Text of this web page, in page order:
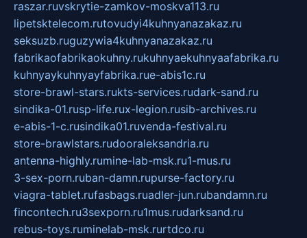
raszar.ruvskrytie-zamkov-moskva113.ru
lipetsktelecom.rutovudyi4kuhnyanazakaz.ru
seksuzb.ruguzywia4kuhnyanazakaz.ru
fabrikaofabrikaokuhny.rukuhnyaekuhnyaafabrika.ru
kuhnyaykuhnyayfabrika.rue-abis1c.ru
store-brawl-stars.rukts-services.rudark-sand.ru
sindika-01.rusp-life.rux-legion.rusib-archives.ru
e-abis-1-c.rusindika01.ruvenda-festival.ru
store-brawlstars.rudooraleksandria.ru
antenna-highly.rumine-lab-msk.ru1-mus.ru
3-sex-porn.ruban-damn.rupurse-factory.ru
viagra-tablet.rufasbags.ruadler-jun.rubandamn.ru
fincontech.ru3sexporn.ru1mus.rudarksand.ru
rebus-toys.ruminelab-msk.rurtdco.ru